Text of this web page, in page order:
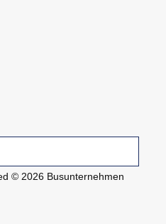
© 2026 Busunternehmen